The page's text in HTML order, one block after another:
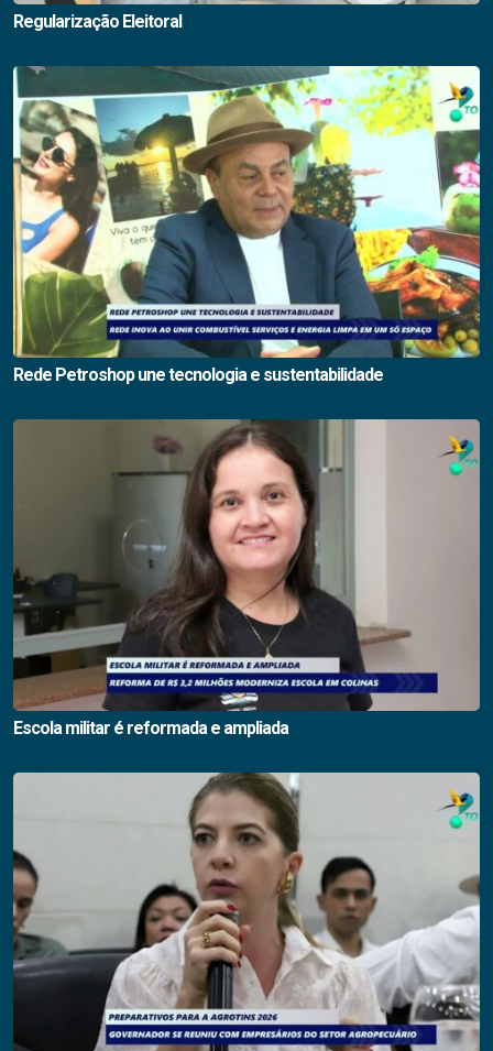
Regularização Eleitoral
Rede Petroshop une tecnologia e sustentabilidade
Escola militar é reformada e ampliada